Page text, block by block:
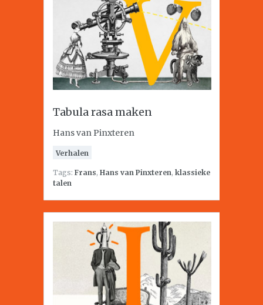
Tabula rasa maken
Hans van Pinxteren
Verhalen
Tags: Frans, Hans van Pinxteren, klassieke
talen